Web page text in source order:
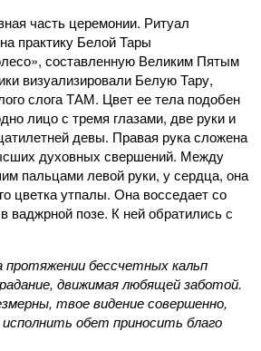
часть церемонии. Ритуал
практику Белой Тары
составленную Великим Пятым
визуализировали Белую Тару,
слога ТАМ. Цвет ее тела подобен
лицо с тремя глазами, две руки и
девы. Правая рука сложена
духовных свершений. Между
пальцами левой руки, у сердца, она
цветка утпалы. Она восседает со
ваджрной позе. К ней обратились с
протяжении бессчетных кальп
движимая любящей заботой.
твое видение совершенно,
обет приносить благо